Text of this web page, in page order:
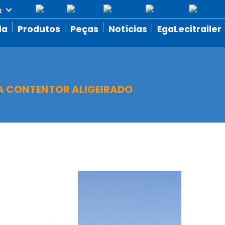
Produtos Peças Notícias EgaLecitrailer
CONTENTOR ALIGEIRADO